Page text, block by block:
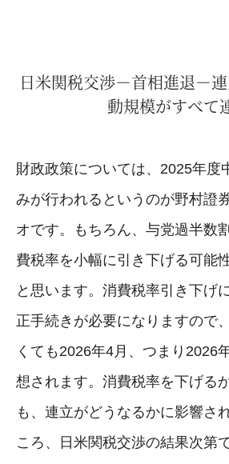
日米関税交渉－首相進退－
動規模がすべて
財政政策については、2025年度
みが行われるというのが野村證
オです。もちろん、与党過半数
費税率を小幅に引き下げる可能
と思います。消費税率引き下げ
正手続きが必要になりますので
くても2026年4月、つまり2026
想されます。消費税率を下げる
も、連立がどうなるかに影響さ
ころ、日米関税交渉の結果次第